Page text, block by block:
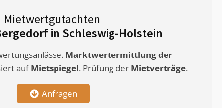
Mietwertgutachten
in Schleswig-Holstein
Marktwertermittlungder
aufMietspiegel. Prüfung der Mietverträge.
Anfragen